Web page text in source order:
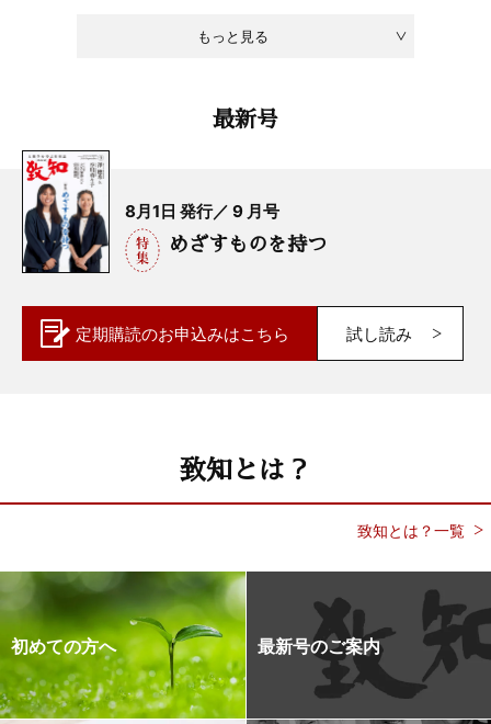
もっと見る
最新号
8月1日 発行／ 9 月号
めざすものを持つ
定期購読のお申込みはこちら 試し読み
致知とは？
致知とは？一覧
初めての方へ 最新号のご案内